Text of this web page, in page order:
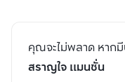
คุณจะไม่พลาด หากมี
สราญใจ แมนชั่น